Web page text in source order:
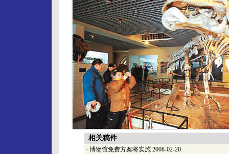
相关稿件
· 博物馆免费方案将实施 2008-02-20